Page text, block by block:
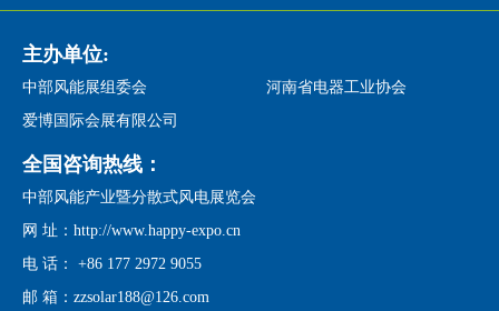
主办单位:
中部风能展组委会
河南省电器工业协会
爱博国际会展有限公司
全国咨询热线：
中部风能产业暨分散式风电展览会
网 址：http://www.happy-expo.cn
电 话： +86 177 2972 9055
邮 箱：zzsolar188@126.com